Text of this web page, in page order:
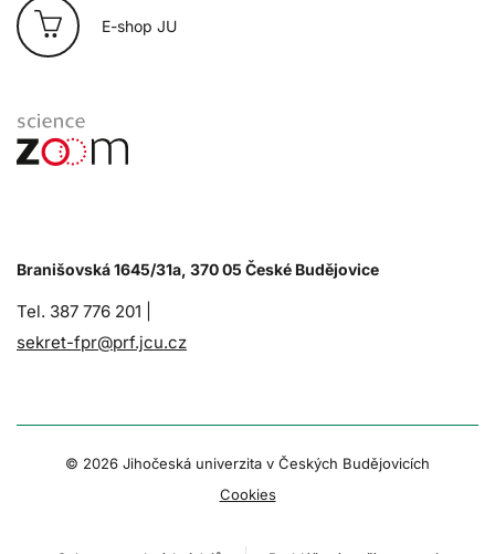
E-shop JU
Branišovská 1645/31a, 370 05 České Budějovice
Tel. 387 776 201 |
sekret-fpr@prf.jcu.cz
© 2026 Jihočeská univerzita v Českých Budějovicích
Cookies